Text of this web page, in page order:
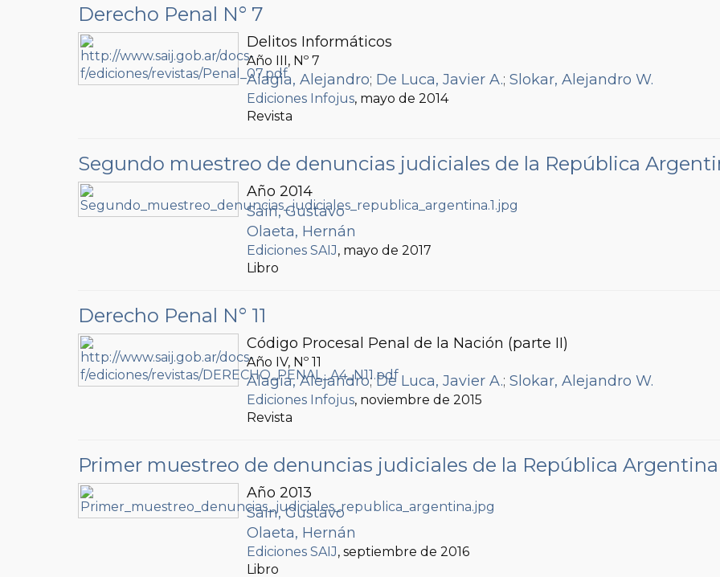
Derecho Penal N° 7
Delitos Informáticos
Año III, Nº 7
Alagia, Alejandro; De Luca, Javier A.; Slokar, Alejandro W.
Ediciones Infojus, mayo de 2014
Revista
Segundo muestreo de denuncias judiciales de la República
Año 2014
Sain, Gustavo
Olaeta, Hernán
Ediciones SAIJ, mayo de 2017
Libro
Derecho Penal N° 11
Código Procesal Penal de la Nación (parte II)
Año IV, Nº 11
Alagia, Alejandro;De Luca, Javier A.; Slokar, Alejandro W.
Ediciones Infojus, noviembre de 2015
Revista
Primer muestreo de denuncias judiciales de la República Argentina
Año 2013
Sain, Gustavo
Olaeta, Hernán
Ediciones SAIJ, septiembre de 2016
Libro